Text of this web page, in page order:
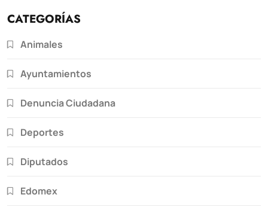
CATEGORÍAS
Animales
Ayuntamientos
Denuncia Ciudadana
Deportes
Diputados
Edomex